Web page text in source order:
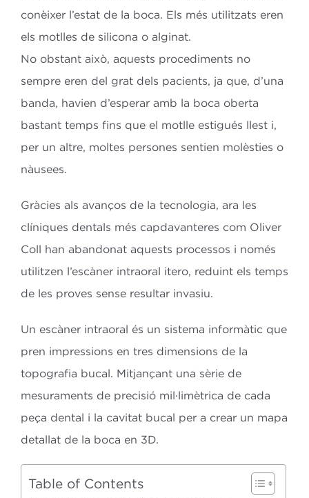
conèixer l’estat de la boca. Els més utilitzats eren
els motlles de silicona o alginat.
No obstant això, aquests procediments no
sempre eren del grat dels pacients, ja que, d’una
banda, havien d’esperar amb la boca oberta
bastant temps fins que el motlle estigués llest i,
per un altre, moltes persones sentien molèsties o
nàusees.
Gràcies als avanços de la tecnologia, ara les
clíniques dentals més capdavanteres com Oliver
Coll han abandonat aquests processos i només
utilitzen l’escàner intraoral itero, reduint els temps
de les proves sense resultar invasiu.
Un escàner intraoral és un sistema informàtic que
pren impressions en tres dimensions de la
topografia bucal. Mitjançant una sèrie de
mesuraments de precisió mil·limètrica de cada
peça dental i la cavitat bucal per a crear un mapa
detallat de la boca en 3D.
Table of Contents